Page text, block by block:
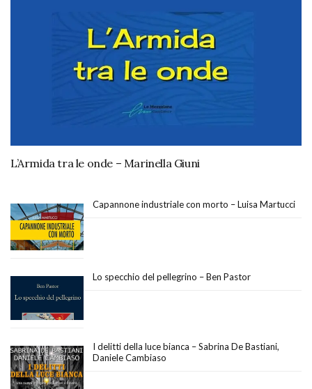
L’Armida tra le onde – Marinella Giuni
Capannone industriale con morto – Luisa Martucci
Lo specchio del pellegrino – Ben Pastor
I delitti della luce bianca – Sabrina De Bastiani,
Daniele Cambiaso